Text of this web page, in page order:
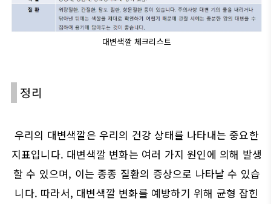
대변색깔 체크리스트
정리
우리의 대변색깔은 우리의 건강 상태를 나타내는 중요한
지표입니다. 대변색깔 변화는 여러 가지 원인에 의해 발생
할 수 있으며, 이는 종종 질환의 증상으로 나타날 수 있습
니다. 따라서, 대변색깔 변화를 예방하기 위해 균형 잡힌